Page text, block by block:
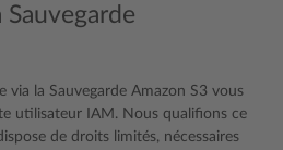
Sauvegarde
via la Sauvegarde Amazon S3 vous
utilisateur IAM. Nous qualifions ce
de droits limités, nécessaires